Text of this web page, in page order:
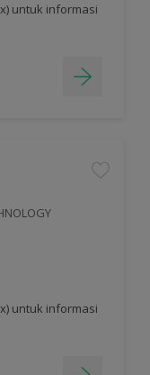
untuk informasi
untuk informasi